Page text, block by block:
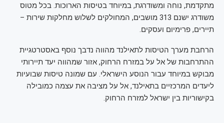
מתקדמת, נוחה ומשודרגת, במיוחד בטיסות הארוכות. בכל מטוס
משודרג ישנם 313 מושבים, המחולקים לשלוש מחלקות שירות –
תיירים, פרימיום ועסקים.
הרחבת מערך הטיסות לתאילנד מהווה נדבך נוסף באסטרטגיית
ההתרחבות של אל על במזרח הרחוק, אזור שמהווה יעד תיירותי
מבוקש במיוחד עבור הנוסע הישראלי. עם שמונה טיסות שבועיות
ליעדים המרכזיים בתאילנד, אל על מציבה את עצמה כמובילה
בקישוריות בין ישראל למזרח הרחוק.